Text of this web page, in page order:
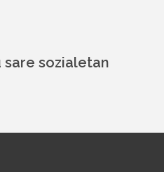
sare sozialetan